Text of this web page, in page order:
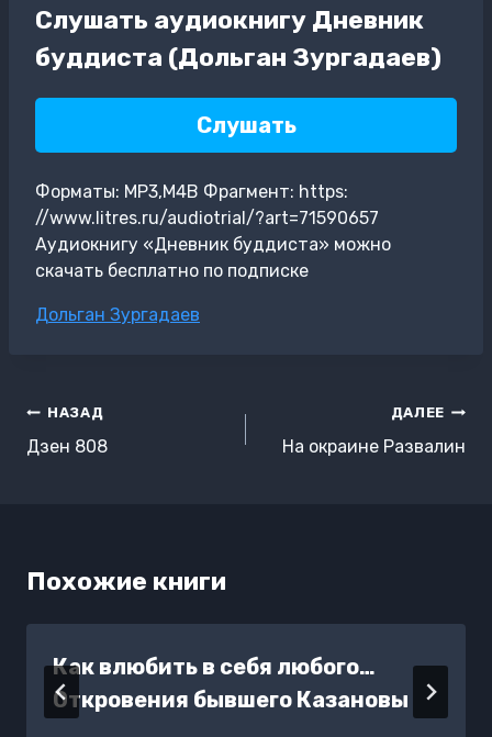
Слушать аудиокнигу Дневник
буддиста (Дольган Зургадаев)
Слушать
Форматы: MP3,M4B Фрагмент: https:
//www.litres.ru/audiotrial/?art=71590657
Аудиокнигу «Дневник буддиста» можно
скачать бесплатно по подписке
Метки
Дольган Зургадаев
Навигация
по
НАЗАД
Дзен 808
ДАЛЕЕ
На окраине Развалин
Похожие книги
Как влюбить в себя любого…
Откровения бывшего Казановы